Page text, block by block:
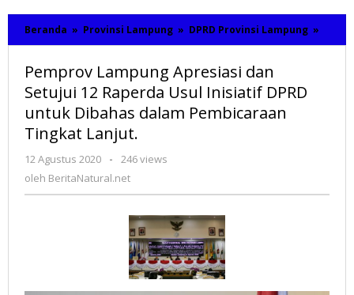
Beranda » Provinsi Lampung » DPRD Provinsi Lampung »
Pemprov Lampung Apresiasi dan
Setujui 12 Raperda Usul Inisiatif DPRD
untuk Dibahas dalam Pembicaraan
Tingkat Lanjut.
12 Agustus 2020
oleh
BeritaNatural.net
-
246 views
oleh BeritaNatural.net